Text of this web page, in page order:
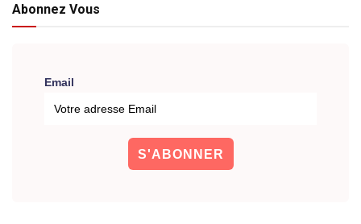
Abonnez Vous
Email